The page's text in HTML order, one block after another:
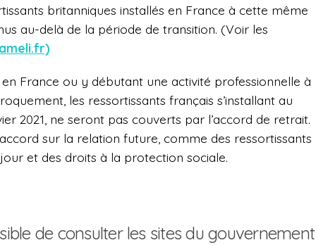
britanniques installés en France à cette même
au-delà de la période de transition. (Voir les
France ou y débutant une activité professionnelle à
les ressortissants français s’installant au
2021, ne seront pas couverts par l’accord de retrait.
sur la relation future, comme des ressortissants
et des droits à la protection sociale.
de consulter les sites du gouvernement